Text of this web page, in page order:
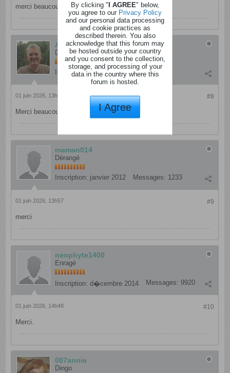
merci beaucoup
Ariel
Dingo
Inscription: mai 2012 Messages: 3311
#8
01 juin 2026, 13h37
Merci beaucoup !
maman014
Dérangé
Inscription: janvier 2012 Messages: 1233
#9
01 juin 2026, 13h57
merci
neophyte1400
Enragé
Inscription: d�cembre 2014 Messages: 9920
#10
01 juin 2026, 14h48
Merci.
007annie
Dingo
By clicking "I AGREE" below,
you agree to our Privacy Policy
and our personal data processing
and cookie practices as
described therein. You also
acknowledge that this forum may
be hosted outside your country
and you consent to the collection,
storage, and processing of your
data in the country where this
forum is hosted.
I Agree